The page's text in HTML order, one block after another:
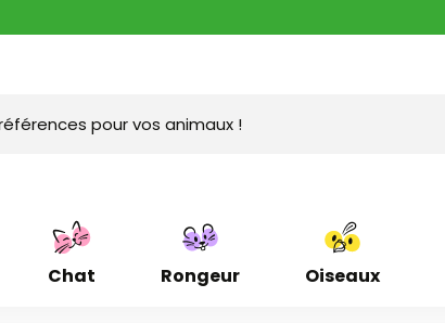
Chat Rongeur Oiseaux